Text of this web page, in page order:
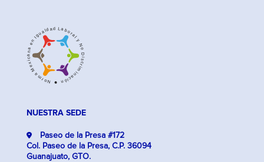
NUESTRA SEDE
Paseo de la Presa #172
Col. Paseo de la Presa, C.P. 36094
Guanajuato, GTO.